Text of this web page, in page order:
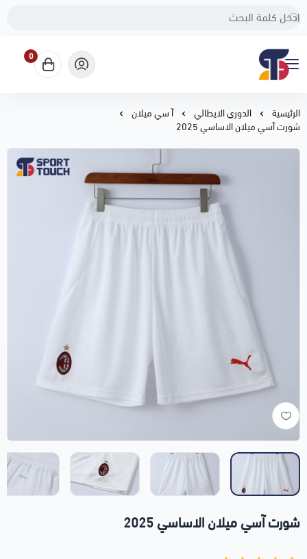
Sport Touch
0
الرئيسية الدوري الايطالي
آ سي ميلان
شورت آسي ميلان الاساسي 2025
شورت آسي ميلان الاساسي 2025